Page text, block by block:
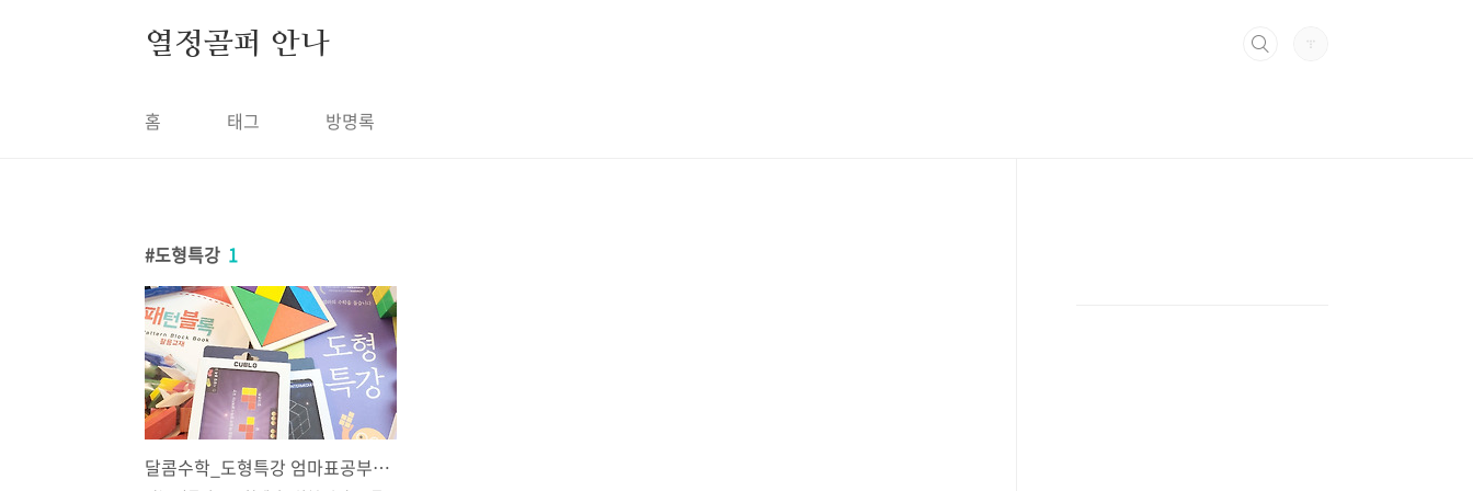
열정골퍼 안나
홈 태그 방명록
도형특강 1
달콤수학_도형특강 엄마표공부 후기(내돈내산)